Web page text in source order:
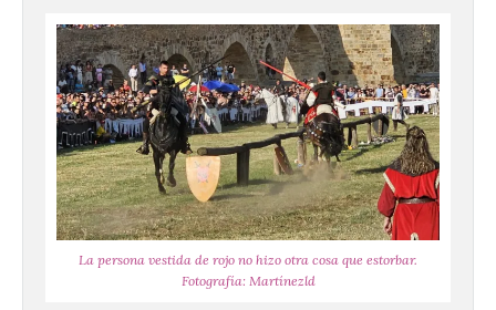
La persona vestida de rojo no hizo otra cosa que estorbar.
Fotografía: Martínezld